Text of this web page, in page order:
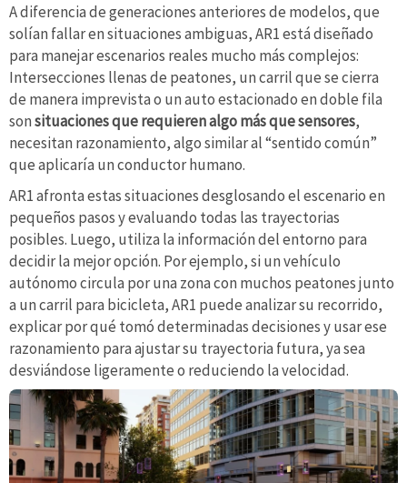
A diferencia de generaciones anteriores de modelos, que
solían fallar en situaciones ambiguas, AR1 está diseñado
para manejar escenarios reales mucho más complejos:
Intersecciones llenas de peatones, un carril que se cierra
de manera imprevista o un auto estacionado en doble fila
sonsituaciones que requieren algo más que sensores,
necesitan razonamiento, algo similar al “sentido común”
que aplicaría un conductor humano.
AR1 afronta estas situaciones desglosando el escenario en
pequeños pasos y evaluando todas las trayectorias
posibles. Luego, utiliza la información del entorno para
decidir la mejor opción. Por ejemplo, si un vehículo
autónomo circula por una zona con muchos peatones junto
a un carril para bicicleta, AR1 puede analizar su recorrido,
explicar por qué tomó determinadas decisiones y usar ese
razonamiento para ajustar su trayectoria futura, ya sea
desviándose ligeramente o reduciendo la velocidad.